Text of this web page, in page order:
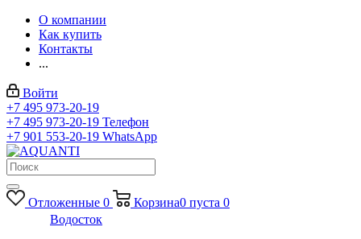
О компании
Как купить
Контакты
...
Войти
+7 495 973-20-19
+7 495 973-20-19 Телефон
+7 901 553-20-19 WhatsApp
Отложенные 0 Корзина0 пуста 0
Водосток